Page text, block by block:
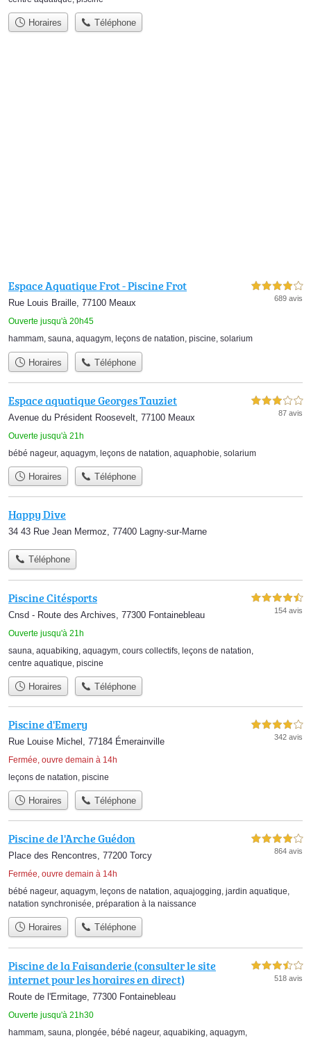
Horaires Téléphone
Espace Aquatique Frot - Piscine Frot
Rue Louis Braille, 77100 Meaux
Ouverte jusqu'à 20h45
4,0 étoiles sur 5
689 avis
hammam, sauna, aquagym, leçons de natation, piscine, solarium
Horaires Téléphone
Espace aquatique Georges Tauziet
Avenue du Président Roosevelt, 77100 Meaux
Ouverte jusqu'à 21h
3,0 étoiles sur 5
87 avis
bébé nageur, aquagym leçons de natation aquaphobie solarium
Horaires Téléphone
Happy Dive
34 43 Rue Jean Mermoz, 77400 Lagny-sur-Marne
Téléphone
Piscine Citésports
Cnsd - Route des Archives, 77300 Fontainebleau
Ouverte jusqu'à 21h
4,5 étoiles sur 5
154 avis
sauna aquabiking aquagym cours collectifs leçons de natation
centre aquatique piscine
Horaires Téléphone
Piscine d'Emery
Rue Louise Michel, 77184 Émerainville
Fermée, ouvre demain à 14h
4,0 étoiles sur 5
342 avis
leçons de natation, piscine
Horaires Téléphone
Piscine de l'Arche Guédon
Place des Rencontres, 77200 Torcy
Fermée, ouvre demain à 14h
4,0 étoiles sur 5
864 avis
bébé nageur, aquagym, leçons de natation, aquajogging, jardin aquatique,
natation synchronisée, préparation à la naissance
Horaires Téléphone
Piscine de la Faisanderie (consulter le site
internet pour les horaires en direct)
Route de l'Ermitage, 77300 Fontainebleau
Ouverte jusqu'à 21h30
3,5 étoiles sur 5
518 avis
hammam sauna plongée bébé nageur, aquabiking aquagym